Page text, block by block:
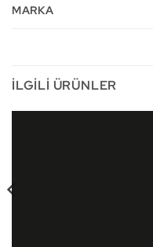
MARKA
İLGILI ÜRÜNLER